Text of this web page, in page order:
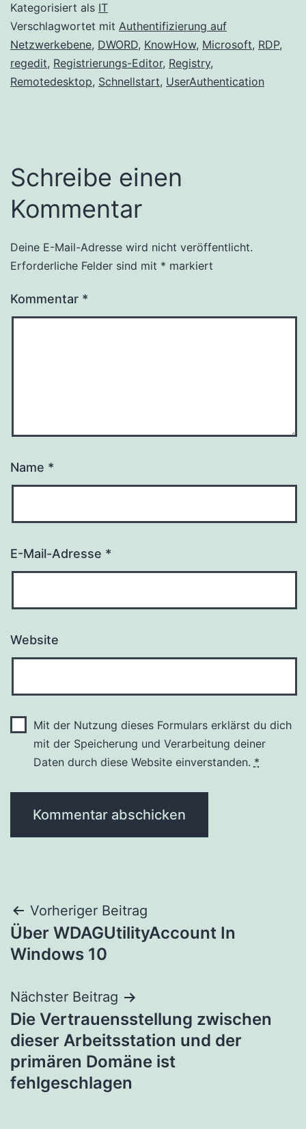
Kategorisiert als IT
Verschlagwortet mit Authentifizierung auf
Netzwerkebene, DWORD, KnowHow, Microsoft, RDP,
regedit, Registrierungs-Editor, Registry,
Remotedesktop, Schnellstart, UserAuthentication
Schreibe einen
Kommentar
Deine E-Mail-Adresse wird nicht veröffentlicht.
Erforderliche Felder sind mit * markiert
Kommentar *
Name *
E-Mail-Adresse *
Website
Mit der Nutzung dieses Formulars erklärst du dich
mit der Speicherung und Verarbeitung deiner
Daten durch diese Website einverstanden. *
Alternative:
Beitragsnavigation
Vorheriger Beitrag
Über WDAGUtilityAccount In
Windows 10
Nächster Beitrag
Die Vertrauensstellung zwischen
dieser Arbeitsstation und der
primären Domäne ist
fehlgeschlagen